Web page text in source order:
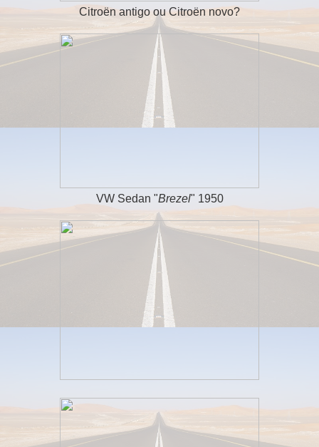
Citroën antigo ou Citroën novo?
VW Sedan "Brezel" 1950